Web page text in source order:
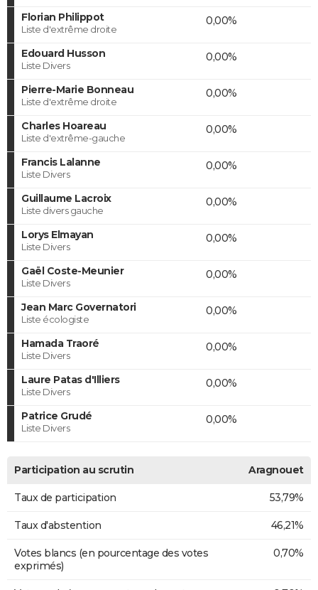
Florian Philippot
Liste d'extrême droite
0,00%
Edouard Husson
Liste Divers
0,00%
Pierre-Marie Bonneau
Liste d'extrême droite
0,00%
Charles Hoareau
Liste d'extrême-gauche
0,00%
Francis Lalanne
Liste Divers
0,00%
Guillaume Lacroix
Liste divers gauche
0,00%
Lorys Elmayan
Liste Divers
0,00%
Gaël Coste-Meunier
Liste Divers
0,00%
Jean Marc Governatori
Liste écologiste
0,00%
Hamada Traoré
Liste Divers
0,00%
Laure Patas d'Illiers
Liste Divers
0,00%
Patrice Grudé
Liste Divers
0,00%
Participation au scrutin Aragnouet
Taux de participation 53,79%
Taux d'abstention 46,21%
Votes blancs (en pourcentage des votes
exprimés)
0,70%